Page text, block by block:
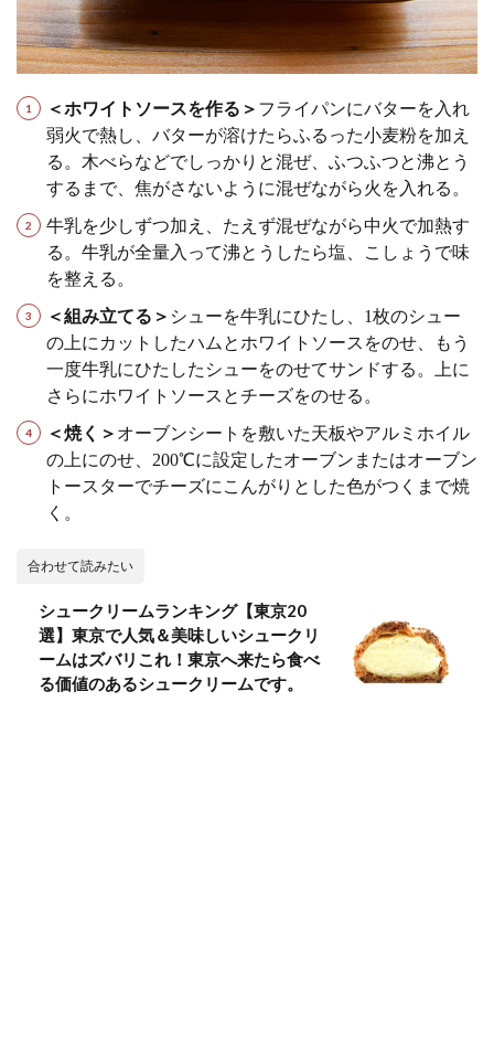
＜ホワイトソースを作る＞ フライパンにバターを入れ
弱火で熱し、バターが溶けたらふるった小麦粉を加え
る。木べらなどでしっかりと混ぜ、ふつふつと沸とう
するまで、焦がさないように混ぜながら火を入れる。
牛乳を少しずつ加え、たえず混ぜながら中火で加熱す
る。牛乳が全量入って沸とうしたら塩、こしょうで味
を整える。
＜組み立てる＞ シューを牛乳にひたし、1枚のシュー
の上にカットしたハムとホワイトソースをのせ、もう
一度牛乳にひたしたシューをのせてサンドする。上に
さらにホワイトソースとチーズをのせる。
＜焼く＞ オーブンシートを敷いた天板やアルミホイル
の上にのせ、200℃に設定したオーブンまたはオーブン
トースターでチーズにこんがりとした色がつくまで焼
く。
合わせて読みたい
シュークリームランキング【東京20
選】東京で人気＆美味しいシュークリ
ームはズバリこれ！東京へ来たら食べ
る価値のあるシュークリームです。